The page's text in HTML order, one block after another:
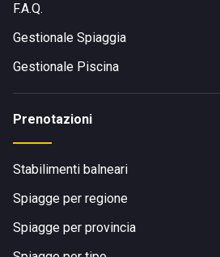
F.A.Q.
Gestionale Spiaggia
Gestionale Piscina
Prenotazioni
Stabilimenti balneari
Spiagge per regione
Spiagge per provincia